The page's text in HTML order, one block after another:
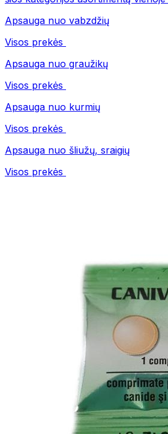
Apsauga nuo vabzdžių
Visos prekės
Apsauga nuo graužikų
Visos prekės
Apsauga nuo kurmių
Visos prekės
Apsauga nuo šliužų, sraigių
Visos prekės